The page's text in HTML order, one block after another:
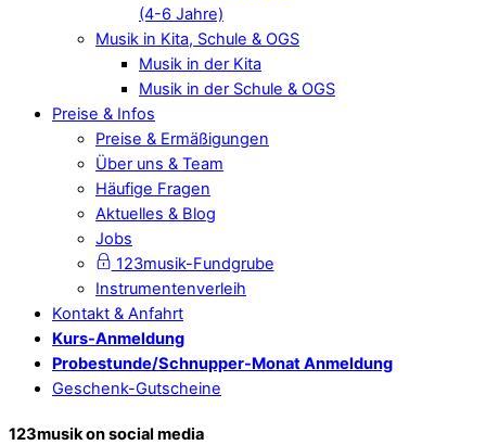
(4-6 Jahre)
Musik in Kita, Schule & OGS
Musik in der Kita
Musik in der Schule & OGS
Preise & Infos
Preise & Ermäßigungen
Über uns & Team
Häufige Fragen
Aktuelles & Blog
Jobs
123musik-Fundgrube
Instrumentenverleih
Kontakt & Anfahrt
Kurs-Anmeldung
Probestunde/Schnupper-Monat Anmeldung
Geschenk-Gutscheine
123musik on social media